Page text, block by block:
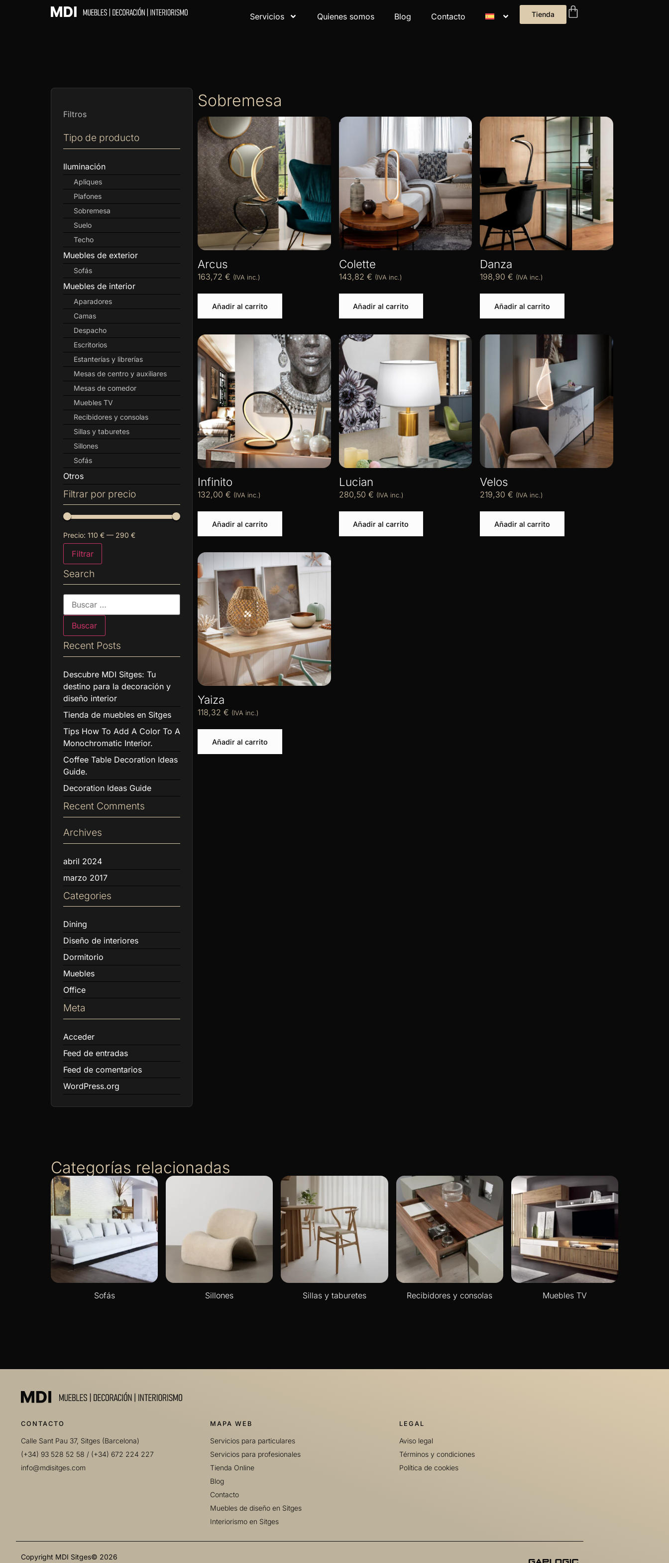
Servicios Quienes somos Blog Contacto Tienda
Filtros
Tipo de producto
Iluminación
Apliques
Plafones
Sobremesa
Suelo
Techo
Muebles de exterior
Sofás
Muebles de interior
Aparadores
Camas
Despacho
Escritorios
Estanterías y librerías
Mesas de centro y auxiliares
Mesas de comedor
Muebles TV
Recibidores y consolas
Sillas y taburetes
Sillones
Sofás
Otros
Filtrar por precio
Filtrar
Precio: 110 € — 290 €
Search
Recent Posts
Descubre MDI Sitges: Tu
destino para la decoración y
diseño interior
Tienda de muebles en Sitges
Tips How To Add A Color To A
Monochromatic Interior.
Coffee Table Decoration Ideas
Guide.
Decoration Ideas Guide
Recent Comments
Archives
abril 2024
marzo 2017
Categories
Dining
Diseño de interiores
Dormitorio
Muebles
Office
Meta
Acceder
Feed de entradas
Feed de comentarios
WordPress.org
Sobremesa
Arcus
163,72 € (IVA inc.)
Añadir al carrito
Colette
143,82 € (IVA inc.)
Añadir al carrito
Danza
198,90€ (IVA inc.)
Añadir al carrito
Infinito
132,00 € (IVA inc.)
Añadir al carrito
Lucian
280,50 € (IVA inc.)
Añadir al carrito
Velos
219,30€ (IVA inc.)
Añadir al carrito
Yaiza
118,32 € (IVA inc.)
Añadir al carrito
Categorías relacionadas
Sofás Sillones Sillas y taburetes Recibidores y consolas Muebles TV
CONTACTO
Calle Sant Pau 37, Sitges (Barcelona)
(+34) 93 528 52 58 / (+34) 672 224 227
info@mdisitges.com
MAPA WEB
Servicios para particulares
Servicios para profesionales
Tienda Online
Blog
Contacto
Muebles de diseño en Sitges
Interiorismo en Sitges
LEGAL
Aviso legal
Términos y condiciones
Política de cookies
Copyright MDI Sitges© 2026